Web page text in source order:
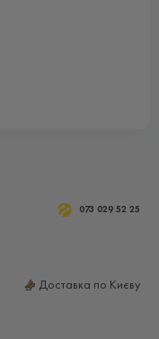
073 029 52 25
Доставка по Києву